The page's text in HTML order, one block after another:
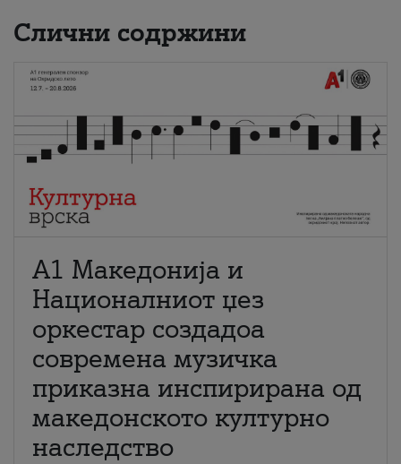
Слични содржини
А1 Македонија и
Националниот џез
оркестар создадоа
современа музичка
приказна инспирирана од
македонското културно
наследство